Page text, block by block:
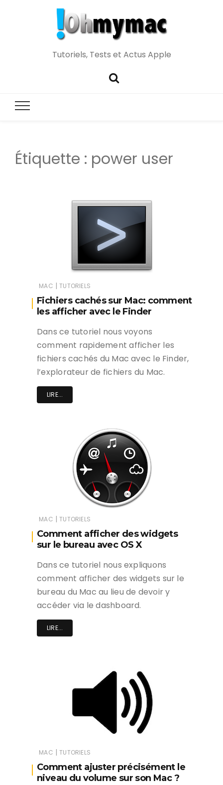
Tutoriels, Tests et Actus Apple
Étiquette : power user
MAC | TUTORIELS
Fichiers cachés sur Mac: comment
les afficher avec le Finder
Dans ce tutoriel nous voyons
comment rapidement afficher les
fichiers cachés du Mac avec le Finder,
l’explorateur de fichiers du Mac.
LIRE...
MAC | TUTORIELS
Comment afficher des widgets
sur le bureau avec OS X
Dans ce tutoriel nous expliquons
comment afficher des widgets sur le
bureau du Mac au lieu de devoir y
accéder via le dashboard.
LIRE...
MAC | TUTORIELS
Comment ajuster précisément le
niveau du volume sur son Mac ?